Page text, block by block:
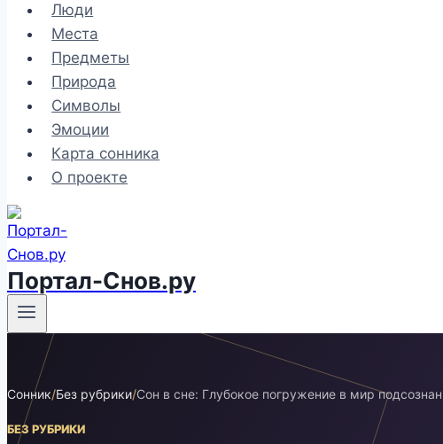
Люди
Места
Предметы
Природа
Символы
Эмоции
Карта сонника
О проекте
Портал-Снов.ру
Сонник/Без рубрики/Сон в сне: Глубокое погружение в мир
БЕЗ РУБРИКИ